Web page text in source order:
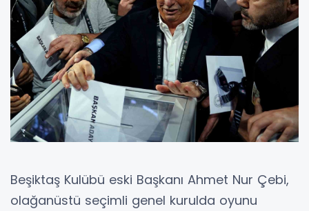
Beşiktaş Kulübü eski Başkanı Ahmet Nur Çebi,
olağanüstü seçimli genel kurulda oyunu